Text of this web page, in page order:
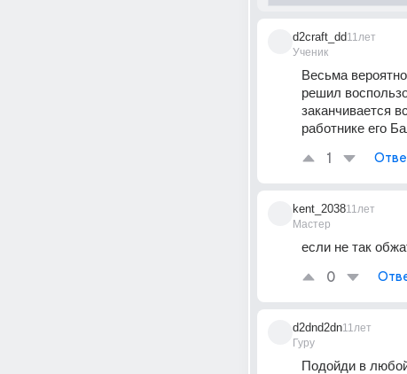
d2craft_dd
Ученик
11лет
Весьма
решил
заканчивается
работнике его
1
kent_2038
Мастер
11лет
если не так
0
d2dnd2dn
Гуру
11лет
Подойди в